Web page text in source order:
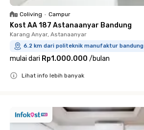
Coliving • Campur
Kost AA 187 Astanaanyar Bandung
Karang Anyar, Astanaanyar
6.2 km dari politeknik manufaktur bandung
mulai dari Rp1.000.000 /bulan
Lihat info lebih banyak